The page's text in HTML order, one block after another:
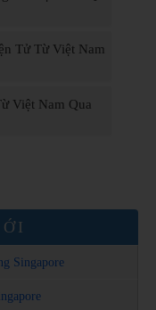
Tử Từ Việt Nam
Việt Nam Qua
Singapore